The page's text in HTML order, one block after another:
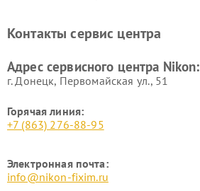
Контакты сервис центра
Адрес сервисного центра Nikon:
г. Донецк, Первомайская ул., 51
Горячая линия:
+7 (863) 276-88-95
Электронная почта:
info@nikon-fixim.ru